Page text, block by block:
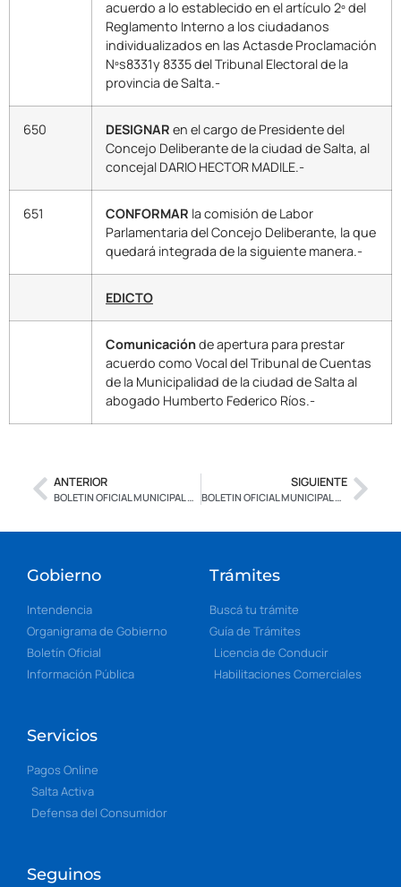
acuerdo a lo establecido en el artículo 2º del
Reglamento Interno a los ciudadanos
individualizados en las Actasde Proclamación
Nºs8331y 8335 del Tribunal Electoral de la
provincia de Salta.-
650 DESIGNAR en el cargo de Presidente del
Concejo Deliberante de la ciudad de Salta, al
concejal DARIO HECTOR MADILE.-
651 CONFORMAR la comisión de Labor
Parlamentaria del Concejo Deliberante, la que
quedará integrada de la siguiente manera.-
EDICTO
Comunicaciónde apertura para prestar
acuerdo como Vocal del Tribunal de Cuentas
de la Municipalidad de la ciudad de Salta al
abogado Humberto Federico Ríos.-
ANTERIOR
BOLETIN OFICIAL MUNICIPAL N° 2.591 – CON FIRMA DIGITAL
SIGUIENTE
BOLETIN OFICIAL MUNICIPAL N° 2.593 – CON FIRMA DIGITAL
Gobierno
Intendencia
Organigrama de Gobierno
Boletín Oficial
Información Pública
Trámites
Buscá tu trámite
Guía de Trámites
Licencia de Conducir
Habilitaciones Comerciales
Servicios
Pagos Online
Salta Activa
Defensa del Consumidor
Seguinos